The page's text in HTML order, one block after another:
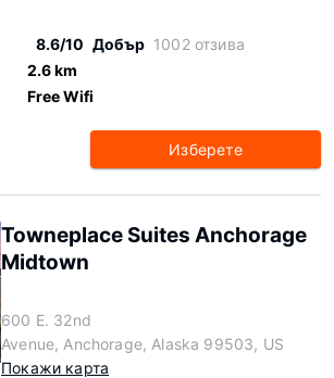
8.6/10 Добър 1002 отзива
2.6 km
Free Wifi
Изберете
Towneplace Suites Anchorage
Midtown
600 E. 32nd
Avenue, Anchorage, Alaska 99503, US
Покажи карта